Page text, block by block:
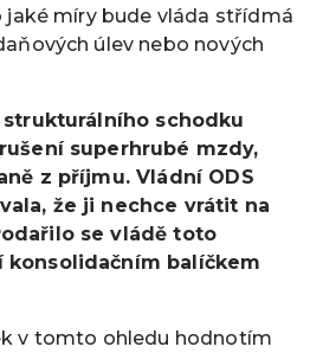
jaké míry bude vláda střídmá
úlev nebo nových
schodku
superhrubé mzdy,
z příjmu. Vládní ODS
že ji nechce vrátit na
se vládě toto
konsolidačním balíčkem
v tomto ohledu hodnotím